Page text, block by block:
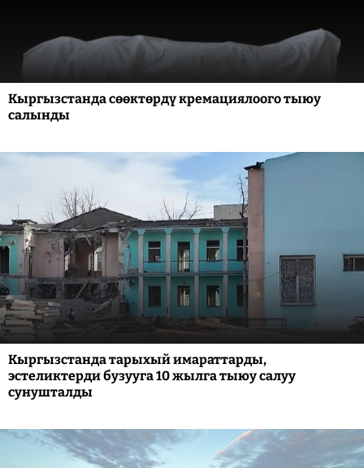
Кыргызстанда сөөктөрдү кремациялоого тыюу
салынды
Кыргызстанда тарыхый имараттарды,
эстеликтерди бузууга 10 жылга тыюу салуу
сунушталды